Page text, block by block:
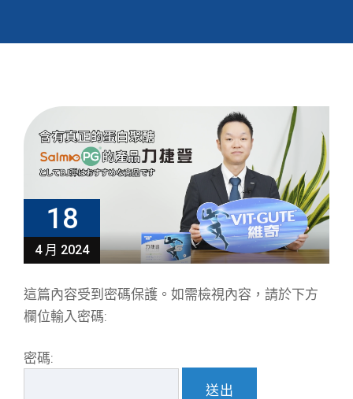
18
4 月 2024
這篇內容受到密碼保護。如需檢視內容，請於下方
欄位輸入密碼:
密碼: